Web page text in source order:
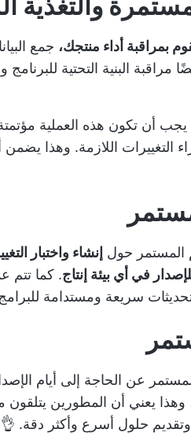
بمراقبة أداء منتجك، جمع
مراقبة البنية التحتية
يجب أن تكون هذه العملية
التغييرات اللازمة. وهذا
المستمر حول إنشاء واختبار
في أي بيئة إنتاج. كما تتم
سريعة ومستدامة
عن الحاجة إلى أيام
وهذا يعني أن المطورين
حلول أسرع وأكثر دقة. 👌